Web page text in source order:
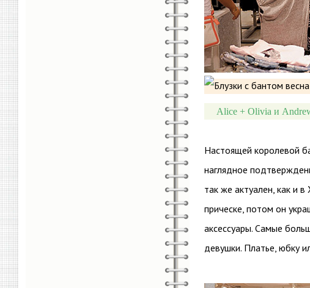
Alice + Olivia и
Настоящей королевой
наглядное
так же актуален, как и
прическе, потом он
аксессуары. Самые
девушки. Платье, юбку